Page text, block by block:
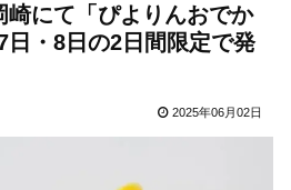
崎にて「ぴよりんおでか
日・8日の2日間限定で発
2025年06月02日